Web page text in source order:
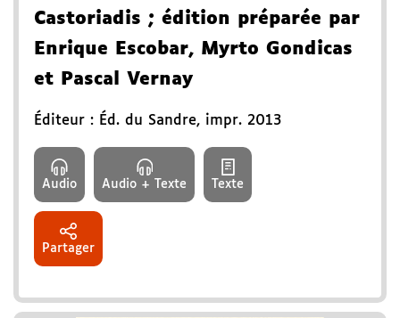
Castoriadis ; édition préparée par
Enrique Escobar, Myrto Gondicas
et Pascal Vernay
Éditeur : Éd. du Sandre, impr. 2013
Audio Audio + Texte Texte
Partager